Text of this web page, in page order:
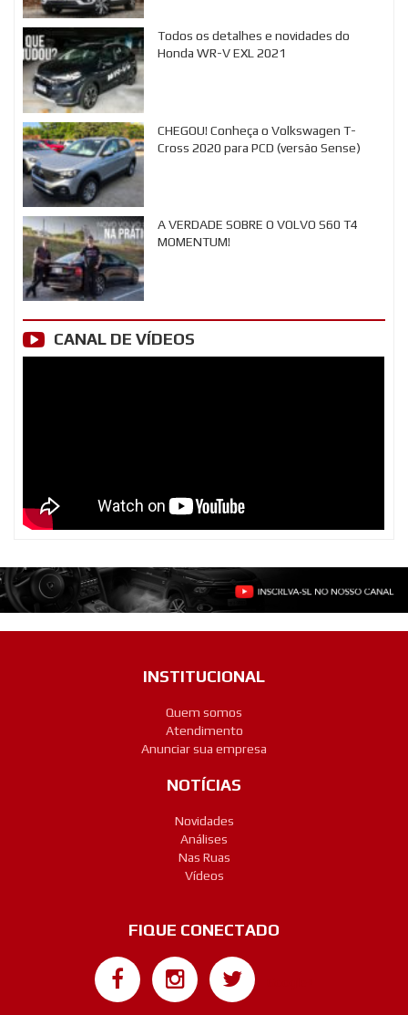
Todos os detalhes e novidades do
Honda WR-V EXL 2021
CHEGOU! Conheça o Volkswagen T-
Cross 2020 para PCD (versão Sense)
A VERDADE SOBRE O VOLVO S60 T4
MOMENTUM!
CANAL DE VÍDEOS
INSTITUCIONAL
Quem somos
Atendimento
Anunciar sua empresa
NOTÍCIAS
Novidades
Análises
Nas Ruas
Vídeos
FIQUE CONECTADO